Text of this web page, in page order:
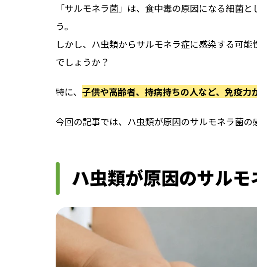
「サルモネラ菌」は、食中毒の原因になる細菌
う。
しかし、ハ虫類からサルモネラ症に感染する可
でしょうか？
特に、 子供や高齢者、持病持ちの人など、免疫力
今回の記事では、ハ虫類が原因のサルモネラ菌の
ハ虫類が原因のサル